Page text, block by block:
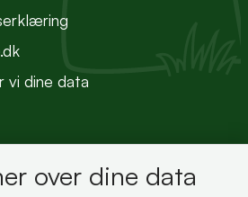
vi dine data
over dine data